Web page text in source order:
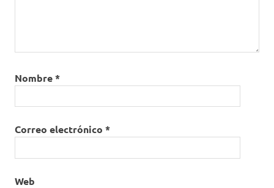
Nombre*
Correo electrónico *
Web